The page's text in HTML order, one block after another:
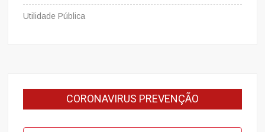
Utilidade Pública
CORONAVIRUS PREVENÇÃO